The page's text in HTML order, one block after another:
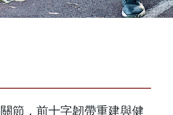
節，前十字韌帶重建與健